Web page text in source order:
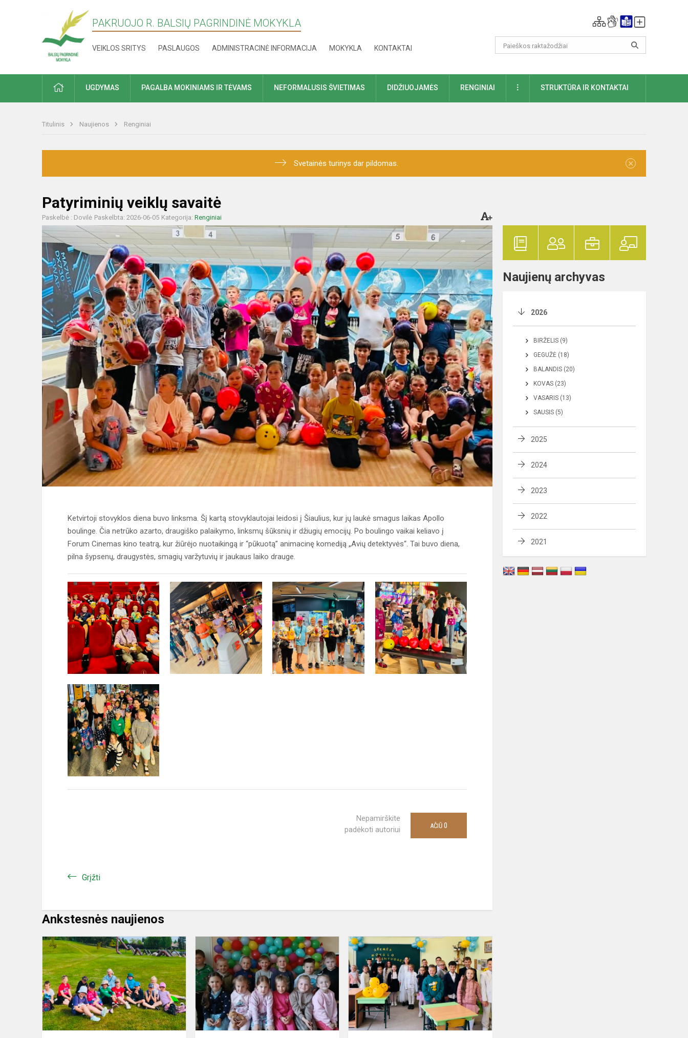
PAKRUOJO R. BALSIŲ PAGRINDINĖ MOKYKLA
VEIKLOS SRITYS PASLAUGOS ADMINISTRACINĖ INFORMACIJA MOKYKLA KONTAKTAI
PRADŽIAUGDYMAS PAGALBA MOKINIAMS IR TĖVAMS NEFORMALUSIS ŠVIETIMAS DIDŽIUOJAMĖS RENGINIAI DAUGIAUSTRUKTŪRA IR KONTAKTAI
Titulinis Naujienos Renginiai
Svetainės turinys dar pildomas. ×
Patyriminių veiklų savaitė
Paskelbė : Dovilė Paskelbta: 2026-06-05 Kategorija: Renginiai
Ketvirtoji stovyklos diena buvo linksma. Šį kartą stovyklautojai leidosi į Šiaulius, kur jų laukė smagus laikas Apollo
boulinge. Čia netrūko azarto, draugiško palaikymo, linksmų šūksnių ir džiugių emocijų. Po boulingo vaikai keliavo į
Forum Cinemas kino teatrą, kur žiūrėjo nuotaikingą ir “pūkuotą” animacinę komediją „Avių detektyvės“. Tai buvo diena,
pilna šypsenų, draugystės, smagių varžytuvių ir jaukaus laiko drauge.
Nepamirškite
padėkoti autoriui
AČIŪ 0
Grįžti
Ankstesnės naujienos
Patyriminių
veiklų
savaitė
Priešmokyklinukų
išleistuvės
Dargaičių
zoo
jautri
nepa...
Paskutinio
skambučio
šventė
Naujienų archyvas
2026
BIRŽELIS (9)
GEGUŽĖ (18)
BALANDIS (20)
KOVAS (23)
VASARIS (13)
SAUSIS (5)
2025
2024
2023
2022
2021